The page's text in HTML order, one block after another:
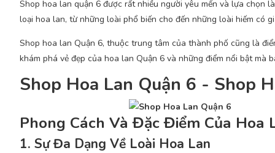
Shop hoa lan quận 6 được rất nhiều người yêu mến và lựa chọn
loại hoa lan, từ những loài phổ biến cho đến những loài hiếm có
Shop hoa lan Quận 6, thuộc trung tâm của thành phố cũng là
khám phá vẻ đẹp của hoa lan Quận 6 và những điểm nổi bật mà
Shop Hoa Lan Quận 6 - Shop
Phong Cách Và Đặc Điểm Của Hoa
1. Sự Đa Dạng Về Loài Hoa Lan